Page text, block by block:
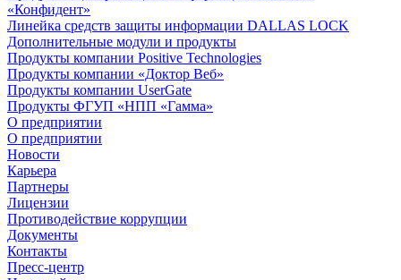
«Конфидент»
Линейка средств защиты информации DALLAS LOCK
Дополнительные модули и продукты
Продукты компании Positive Technologies
Продукты компании «Доктор Веб»
Продукты компании UserGate
Продукты ФГУП «НПП «Гамма»
О предприятии
О предприятии
Новости
Карьера
Партнеры
Лицензии
Противодействие коррупции
Документы
Контакты
Пресс-центр